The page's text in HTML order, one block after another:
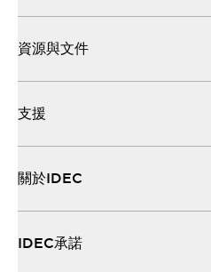
資源與文件
支援
關於IDEC
IDEC承諾